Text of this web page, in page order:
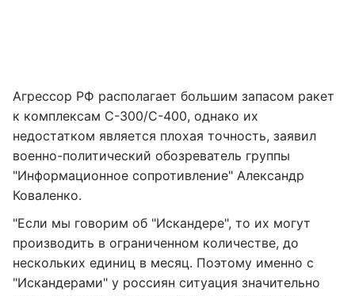
Агрессор РФ располагает большим запасом ракет
к комплексам С-300/С-400, однако их
недостатком является плохая точность, заявил
военно-политический обозреватель группы
"Информационное сопротивление" Александр
Коваленко.
"Если мы говорим об "Искандере", то их могут
производить в ограниченном количестве, до
нескольких единиц в месяц. Поэтому именно с
"Искандерами" у россиян ситуация значительно